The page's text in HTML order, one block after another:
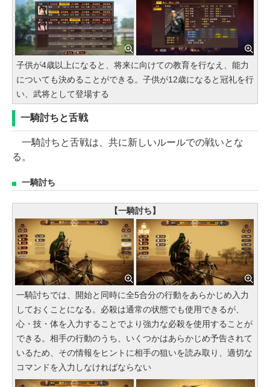
子供が4歳以上になると、将来に向けての教育を行なえ、能力
についても決めることができる。子供が12歳になると冠礼を行
い、武将として登場する
一騎討ちと舌戦
一騎討ちと舌戦は、共に新しいルールでの戦いとな
る。
一騎討ち
【一騎討ち】
一騎討ちでは、開始と同時に全5合分の行動をあらかじめ入力
しておくことになる。必殺は通常の状態でも使用できるが、
心・技・体を入力することでより強力な必殺を使用することが
できる。相手の行動のうち、いくつかはあらかじめ予告されて
いるため、その情報をヒントに相手の狙いを読み取り、適切な
コマンドを入力しなければならない